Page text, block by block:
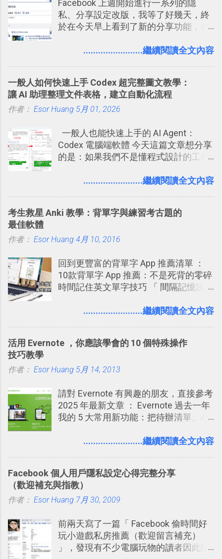
著 Trello ，卻還沒有在電腦玩物上寫過
一篇完整的介紹！雖然錯過了幾年前第
一時間推薦 Trello 的時機，但在這段時
澱自己的使用方法，歸納出「 為什麼值
學。 2015/6/13 新增： 免費專案管理軟
體推薦！困難計畫簡單管理 13 種工具
2016 年新增 ： 如何將 Trello 切換到繁
2016/7/7 新增 ： 如何活用 Trello 記
帳？我的理財計畫心得與看板範本
2016/7/13 新增： 如何將網頁資料快速
2016/8 新增： Trello 開放「強化功能」
技！最想要的強大 Trello 客製化範例教
急時間管理四象限在 Trello 活用與範本
用 Trello？ 8個專案排程協作重點技巧
2017/6 新增： 如何用 Trello 規劃自助
旅行？我的 Trello 行程計畫使用技巧教
卡片不再落落長？專案管理的5個關鍵
子彈筆記？我的 Trello GTD 方法範例看
板分享
Facebook 上週開始進行一系列的隱
私、分享設定改版，我等了好幾天，終
於在今天早上看到了新的分享功能，相
用新版的分享功能與隱私設定。 嚴格來
置。不過有一項很實用的設定是新增
的， 那就是可以 事先審查 朋友「標籤
你」的內容，決定要不要讓其他朋友看
標籤在他的訊息中，或是想把你標籤在
相片圖片裡，現在你都多了一個「事先
審查」的機制，可以決定這些你被標籤
鴉牆上，從而禁止可能的祕密被你其他
........................繼續閱讀全文內容
一般人如何快速上手 Codex 超完整圖文教學：
讓 AI 助理整理文件表格，建立自動化流程
作者： Esor Huang 5月 01, 2026
一般人也能快速上手的 AI Agent：
Codex 電腦端軟體 今天這篇文章想分享
的是：如果我們不是懂程式設計的工程
（ChatGPT） 的 Codex 工具？ 如何用
打造一個更自動化的電腦工作流程。
........................繼續閱讀全文內容
考生救星 Anki 教學：背單字與練習考古題的
最佳軟體
作者： Esor Huang 4月 10, 2016
回到更豐富的背單字 App 推薦清單 ：
10款背單字 App 推薦：不是死背的零碎
時間記住英文單字技巧 「 間隔記憶法
短期記憶變成長期記憶。 舉例來說我今
強；然後下次快要忘記可能變成相隔一
化，讓記憶延長到可能半個月；那時候
來一個月的記憶長度！就這樣反覆慢慢
拉長時間練習，就能讓一個東西成為腦
海中更深刻的記憶。 問題是，當我們一
要準備數百個考試問題時，自己手動進
練習的記憶卡片，自動規劃要延期複習
的卡片，每天自動產生記憶練習題，這
樣的軟體中最受好評的，或許就是今天
........................繼續閱讀全文內容
活用 Evernote ，你應該學會的 10 個特殊操作
技巧教學
作者： Esor Huang 5月 14, 2013
請對 Evernote 有興趣的朋友，直接參考
2025 年最新文章 ： Evernote 過去一年
我的 5 大常用新功能：把待辦清單、AI
介紹文章： 把不同筆記中的待辦清單統
大綱收合、目錄連結、錨點連結，整理
超長筆記應用案例分享 新功能教學： 會
議記錄不麻煩！我常用兩個 Evernote AI
學： Evernote 新增類似 Google 文件的
「免帳號登入」多人同步編輯功能
........................繼續閱讀全文內容
Facebook 個人用戶隱私設定心得完整分享
（歡迎補充與指教）
作者： Esor Huang 7月 30, 2009
前兩天寫了一篇「 Facebook 偷時間好
玩小遊戲私房推薦（歡迎留言補充）
」，發現有不少電腦玩物的讀者因此開